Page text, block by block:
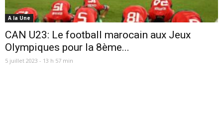
A la Une
CAN U23: Le football marocain aux Jeux
Olympiques pour la 8ème...
5 juillet 2023 - 13 h 57 min